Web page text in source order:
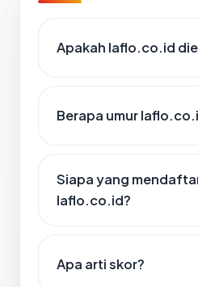
Apakah laflo.co.id
Berapa umur
Siapa yang
laflo.co.id?
Apa arti skor?